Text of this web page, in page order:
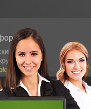
Вал 64